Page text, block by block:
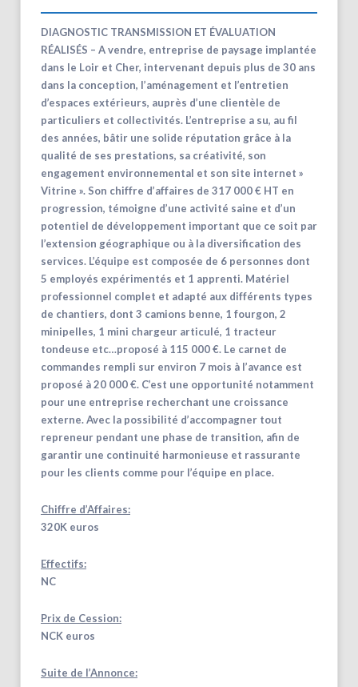
DIAGNOSTIC TRANSMISSION ET ÉVALUATION
RÉALISÉS – A vendre, entreprise de paysage implantée
dans le Loir et Cher, intervenant depuis plus de 30 ans
dans la conception, l’aménagement et l’entretien
d’espaces extérieurs, auprès d’une clientèle de
particuliers et collectivités. L’entreprise a su, au fil
des années, bâtir une solide réputation grâce à la
qualité de ses prestations, sa créativité, son
engagement environnemental et son site internet »
Vitrine ». Son chiffre d’affaires de 317 000 € HT en
progression, témoigne d’une activité saine et d’un
potentiel de développement important que ce soit par
l’extension géographique ou à la diversification des
services. L’équipe est composée de 6 personnes dont
5 employés expérimentés et 1 apprenti. Matériel
professionnel complet et adapté aux différents types
de chantiers, dont 3 camions benne, 1 fourgon, 2
minipelles, 1 mini chargeur articulé, 1 tracteur
tondeuse etc…proposé à 115 000 €. Le carnet de
commandes rempli sur environ 7 mois à l’avance est
proposé à 20 000 €. C’est une opportunité notamment
pour une entreprise recherchant une croissance
externe. Avec la possibilité d’accompagner tout
repreneur pendant une phase de transition, afin de
garantir une continuité harmonieuse et rassurante
pour les clients comme pour l’équipe en place.
Chiffre d’Affaires:
320K euros
Effectifs:
NC
Prix de Cession:
NCK euros
Suite de l’Annonce: